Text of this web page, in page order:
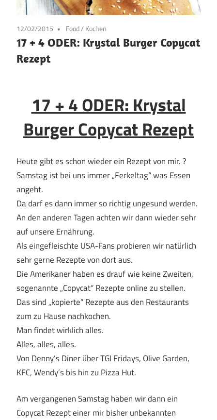
12/02/2015 Food/ Kochen
17 + 4 ODER: Krystal Burger Copycat
Rezept
17 + 4 ODER: Krystal
Burger Copycat Rezept
Heute gibt es schon wieder ein Rezept von mir. ?
Samstag ist bei uns immer „Ferkeltag“ was Essen
angeht.
Da darf es dann immer so richtig ungesund werden.
An den anderen Tagen achten wir dann wieder sehr
auf unsere Ernährung.
Als eingefleischte USA-Fans probieren wir natürlich
sehr gerne Rezepte von dort aus.
Die Amerikaner haben es drauf wie keine Zweiten,
sogenannte „Copycat“ Rezepte online zu stellen.
Das sind „kopierte“ Rezepte aus den Restaurants
zum zu Hause nachkochen.
Man findet wirklich alles.
Alles, alles, alles.
Von Denny’s Diner über TGI Fridays, Olive Garden,
KFC, Wendy’s bis hin zu Pizza Hut.
Am vergangenen Samstag haben wir dann ein
Copycat Rezept einer mir bisher unbekannten